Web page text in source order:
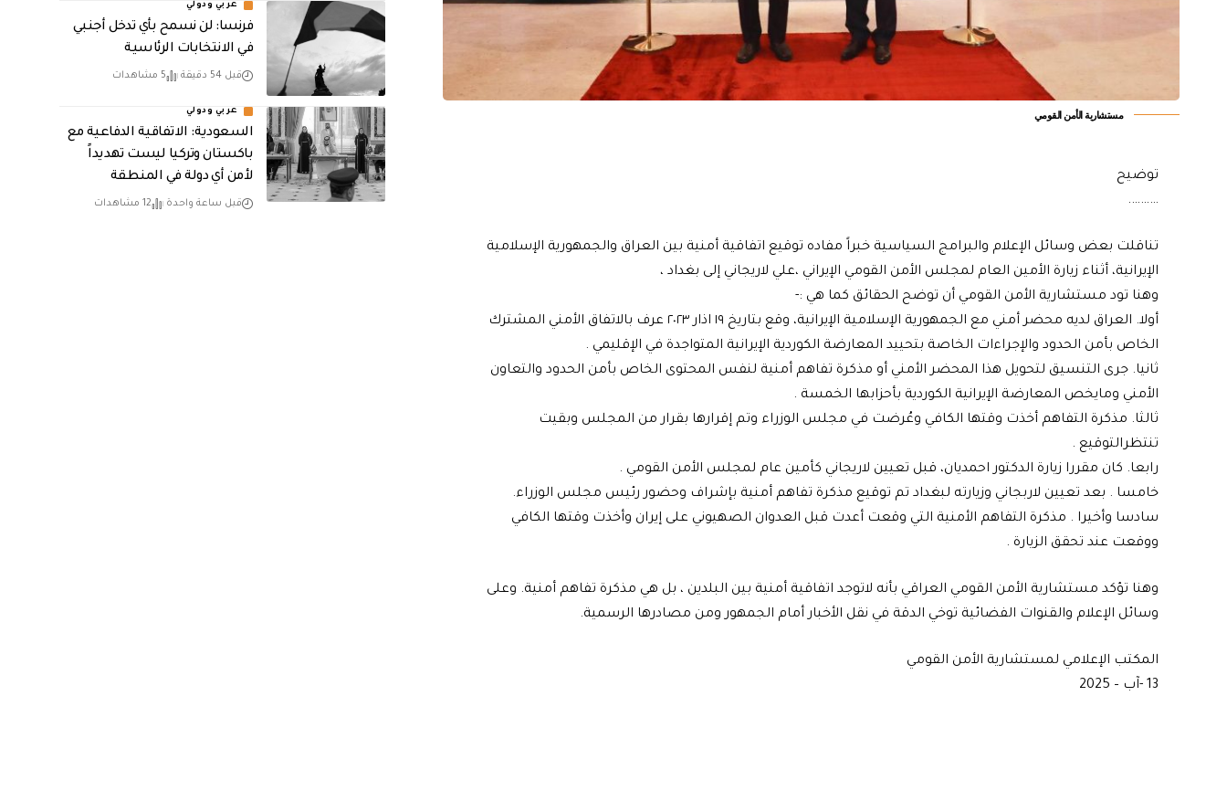
مستشارية الأمن القومي
توضيح
……….
تناقلت بعض وسائل الإعلام والبرامج السياسية خبراً مفاده توقيع اتفاقية أمنية بين العراق والجمهورية الإسلامية
الإيرانية، أثناء زيارة الأمين العام لمجلس الأمن القومي الإيراني ،علي لاريجاني إلى بغداد ،
وهنا تود مستشارية الأمن القومي أن توضح الحقائق كما هي :-
أولا. العراق لديه محضر أمني مع الجمهورية الإسلامية الإيرانية، وقع بتاريخ ١٩ اذار ٢٠٢٣ عرف بالاتفاق الأمني المشترك
الخاص بأمن الحدود والإجراءات الخاصة بتحييد المعارضة الكوردية الإيرانية المتواجدة في الإقليمي .
ثانيا. جرى التنسيق لتحويل هذا المحضر الأمني أو مذكرة تفاهم أمنية لنفس المحتوى الخاص بأمن الحدود والتعاون
الأمني ومايخص المعارضة الإيرانية الكوردية بأحزابها الخمسة .
ثالثا. مذكرة التفاهم أخذت وقتها الكافي وعُرضت في مجلس الوزراء وتم إقرارها بقرار من المجلس وبقيت
تنتظرالتوقيع .
رابعا. كان مقررا زيارة الدكتور احمديان، قبل تعيين لاريجاني كأمين عام لمجلس الأمن القومي .
خامسا . بعد تعيين لاربجاني وزيارته لبغداد تم توقيع مذكرة تفاهم أمنية بإشراف وحضور رئيس مجلس الوزراء.
سادسا وأخيرا . مذكرة التفاهم الأمنية التي وقعت أعدت قبل العدوان الصهيوني على إيران وأخذت وقتها الكافي
ووقعت عند تحقق الزيارة .
وهنا تؤكد مستشارية الأمن القومي العراقي بأنه لاتوجد اتفاقية أمنية بين البلدين ، بل هي مذكرة تفاهم أمنية. وعلى
وسائل الإعلام والقنوات الفضائية توخي الدقة في نقل الأخبار أمام الجمهور ومن مصادرها الرسمية.
المكتب الإعلامي لمستشارية الأمن القومي
13 -آب – 2025
عربي ودولي
فرنسا: لن نسمح بأي تدخل أجنبي
في الانتخابات الرئاسية
قبل 54 دقيقة 5 مشاهدات
عربي ودولي
السعودية: الاتفاقية الدفاعية مع
باكستان وتركيا ليست تهديداً
لأمن أي دولة في المنطقة
قبل ساعة واحدة 12 مشاهدات